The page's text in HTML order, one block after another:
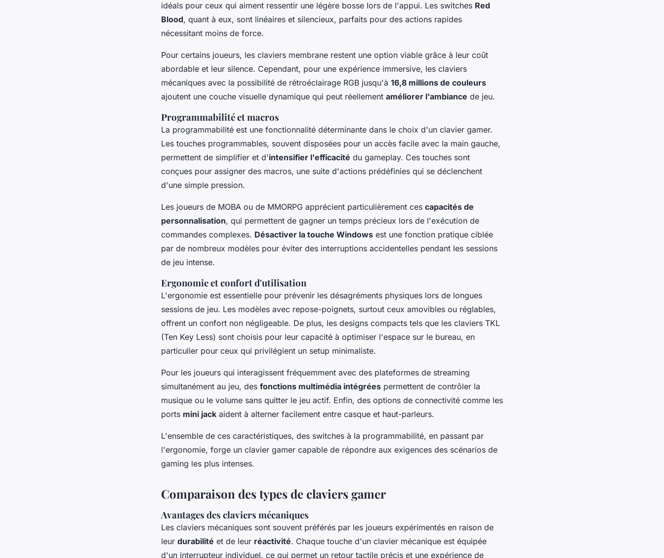
idéals pour ceux qui aiment ressentir une légère bosse lors de l'appui. Les switches Red
Blood, quant à eux, sont linéaires et silencieux, parfaits pour des actions rapides
nécessitant moins de force.
Pour certains joueurs, les claviers membrane restent une option viable grâce à leur coût
abordable et leur silence. Cependant, pour une expérience immersive, les claviers
mécaniques avec la possibilité de rétroéclairage RGB jusqu'à 16,8 millions de couleurs
ajoutent une couche visuelle dynamique qui peut réellement améliorer l'ambiance de jeu.
Programmabilité et macros
La programmabilité est une fonctionnalité déterminante dans le choix d'un clavier gamer.
Les touches programmables, souvent disposées pour un accès facile avec la main gauche,
permettent de simplifier et d'intensifier l'efficacité du gameplay. Ces touches sont
conçues pour assigner des macros, une suite d'actions prédéfinies qui se déclenchent
d'une simple pression.
Les joueurs de MOBA ou de MMORPG apprécient particulièrement ces capacités de
personnalisation, qui permettent de gagner un temps précieux lors de l'exécution de
commandes complexes. Désactiver la touche Windows est une fonction pratique ciblée
par de nombreux modèles pour éviter des interruptions accidentelles pendant les sessions
de jeu intense.
Ergonomie et confort d'utilisation
L'ergonomie est essentielle pour prévenir les désagréments physiques lors de longues
sessions de jeu. Les modèles avec repose-poignets, surtout ceux amovibles ou réglables,
offrent un confort non négligeable. De plus, les designs compacts tels que les claviers TKL
(Ten Key Less) sont choisis pour leur capacité à optimiser l'espace sur le bureau, en
particulier pour ceux qui privilégient un setup minimaliste.
Pour les joueurs qui interagissent fréquemment avec des plateformes de streaming
simultanément au jeu, des fonctions multimédia intégrées permettent de contrôler la
musique ou le volume sans quitter le jeu actif. Enfin, des options de connectivité comme les
ports mini jack aident à alterner facilement entre casque et haut-parleurs.
L'ensemble de ces caractéristiques, des switches à la programmabilité, en passant par
l'ergonomie, forge un clavier gamer capable de répondre aux exigences des scénarios de
gaming les plus intenses.
Comparaison des types de claviers gamer
Avantages des claviers mécaniques
Les claviers mécaniques sont souvent préférés par les joueurs expérimentés en raison de
leur durabilité et de leur réactivité. Chaque touche d'un clavier mécanique est équipée
d'un interrupteur individuel, ce qui permet un retour tactile précis et une expérience de